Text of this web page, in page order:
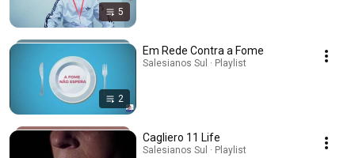
5
2
Em Rede Contra a Fome
Salesianos Sul · Playlist
Cagliero 11 Life
Salesianos Sul · Playlist